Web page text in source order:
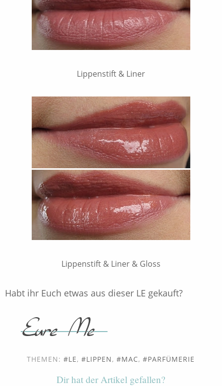
Lippenstift & Liner
Lippenstift & Liner & Gloss
Habt ihr Euch etwas aus dieser LE gekauft?
THEMEN: LE, LIPPEN, MAC, PARFÜMERIE
Dir hat der Artikel gefallen?